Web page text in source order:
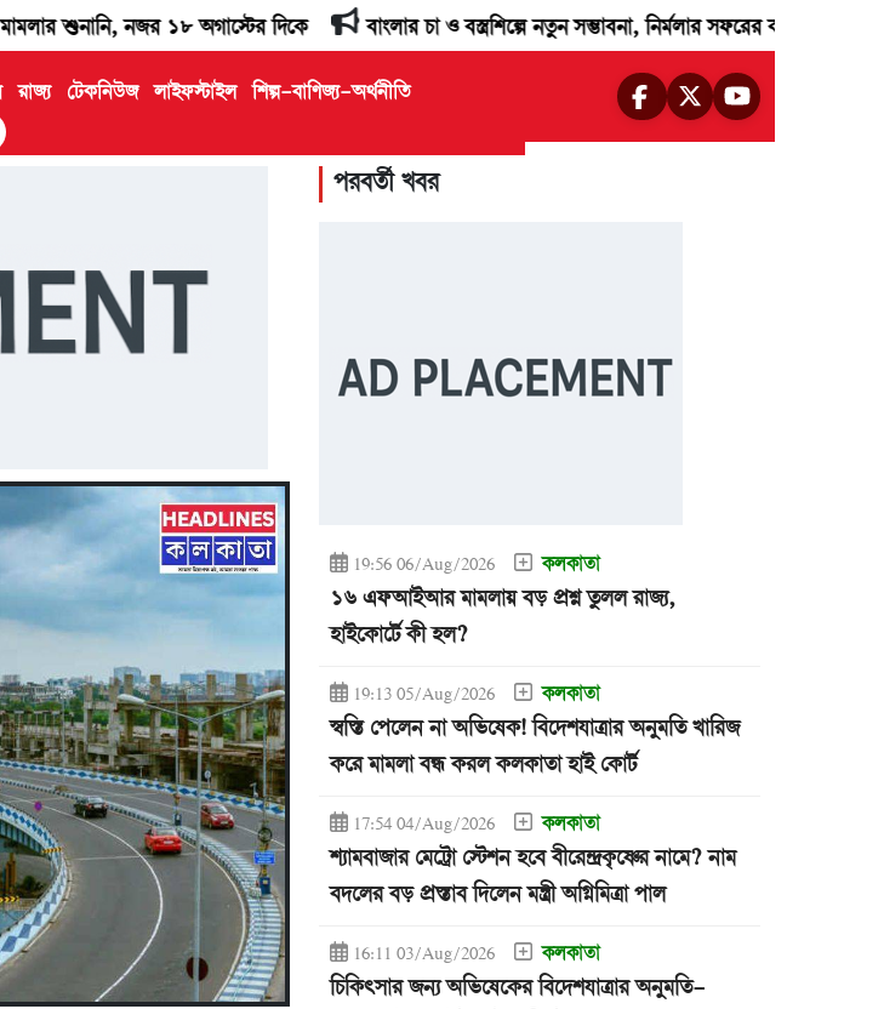
নজর ১৮ অগাস্টের দিকে বাংলার চা ও বস্ত্রশিল্পে নতুন সম্ভাবনা, নির্মলার সফরের কথা ঘোষণা শুভেন্দুর
রাজ্য টেকনিউজ লাইফস্টাইল শিল্প-বাণিজ্য-অর্থনীতি
পরবর্তী খবর
19:56 06/Aug/2026 কলকাতা
১৬ এফআইআর মামলায় বড় প্রশ্ন তুলল রাজ্য,
হাইকোর্টে কী হল?
19:13 05/Aug/2026 কলকাতা
স্বস্তি পেলেন না অভিষেক! বিদেশযাত্রার অনুমতি খারিজ
করে মামলা বন্ধ করল কলকাতা হাই কোর্ট
17:54 04/Aug/2026 কলকাতা
শ্যামবাজার মেট্রো স্টেশন হবে বীরেন্দ্রকৃষ্ণের নামে? নাম
বদলের বড় প্রস্তাব দিলেন মন্ত্রী অগ্নিমিত্রা পাল
16:11 03/Aug/2026 কলকাতা
চিকিৎসার জন্য অভিষেকের বিদেশযাত্রার অনুমতি-